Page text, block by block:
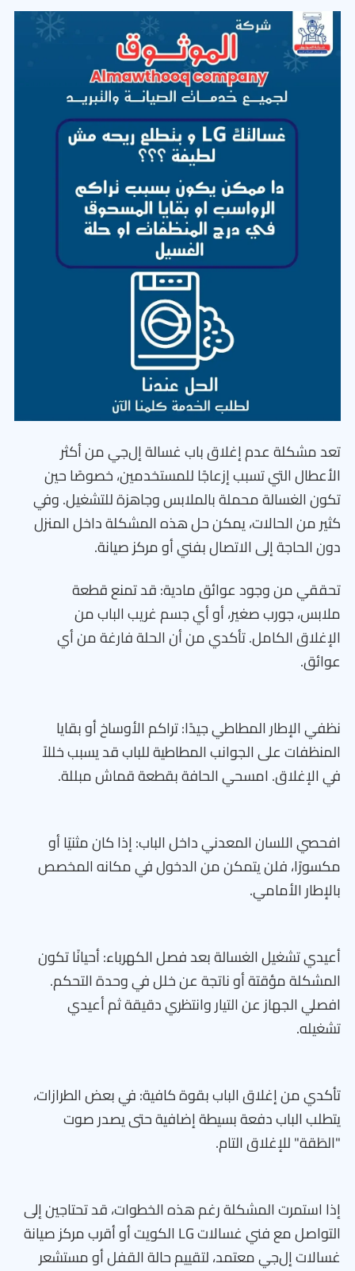
تعد مشكلة عدم إغلاق باب غسالة إل‌جي من أكثر
الأعطال التي تسبب إزعاجًا للمستخدمين، خصوصًا حين
تكون الغسالة محملة بالملابس وجاهزة للتشغيل. وفي
كثير من الحالات، يمكن حل هذه المشكلة داخل المنزل
دون الحاجة إلى الاتصال بفني أو مركز صيانة.
تحققي من وجود عوائق مادية: قد تمنع قطعة
ملابس، جورب صغير، أو أي جسم غريب الباب من
الإغلاق الكامل. تأكدي من أن الحلة فارغة من أي
عوائق.
نظفي الإطار المطاطي جيدًا: تراكم الأوساخ أو بقايا
المنظفات على الجوانب المطاطية للباب قد يسبب خللاً
في الإغلاق. امسحي الحافة بقطعة قماش مبللة.
افحصي اللسان المعدني داخل الباب: إذا كان مثنيًا أو
مكسورًا، فلن يتمكن من الدخول في مكانه المخصص
بالإطار الأمامي.
أعيدي تشغيل الغسالة بعد فصل الكهرباء: أحيانًا تكون
المشكلة مؤقتة أو ناتجة عن خلل في وحدة التحكم.
افصلي الجهاز عن التيار وانتظري دقيقة ثم أعيدي
تشغيله.
تأكدي من إغلاق الباب بقوة كافية: في بعض الطرازات،
يتطلب الباب دفعة بسيطة إضافية حتى يصدر صوت
"الطَقة" للإغلاق التام.
إذا استمرت المشكلة رغم هذه الخطوات، قد تحتاجين إلى
التواصل مع فني غسالات LG الكويت أو أقرب مركز صيانة
غسالات إل‌جي معتمد، لتقييم حالة القفل أو مستشعر